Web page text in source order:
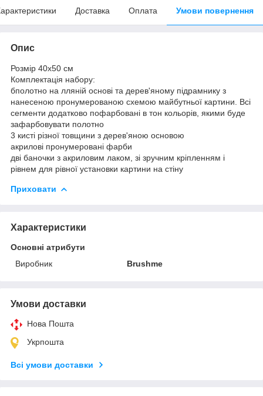
Доставка Оплата Умови повернення
Опис
Розмір 40x50 см
Комплектація набору:
бполотно на лляній основі та дерев'яному підрамнику з
нанесеною пронумерованою схемою майбутньої картини. Всі
сегменти додатково пофарбовані в тон кольорів, якими буде
зафарбовувати полотно
3 кисті різної товщини з дерев'яною основою
акрилові пронумеровані фарби
дві баночки з акриловим лаком, зі зручним кріпленням і
рівнем для рівної установки картини на стіну
Приховати
Характеристики
Основні атрибути
Виробник
Brushme
Умови доставки
Нова Пошта
Укрпошта
Всі умови доставки